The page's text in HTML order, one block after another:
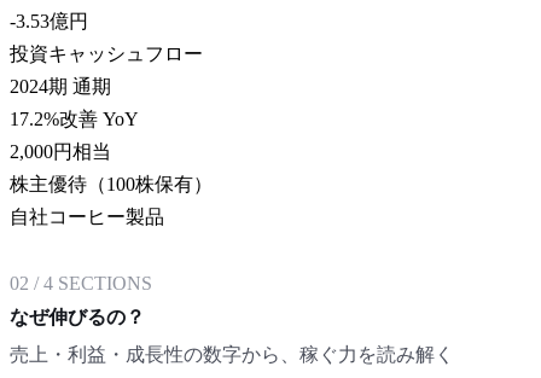
-3.53億円
投資キャッシュフロー
2024期 通期
17.2%改善 YoY
2,000円相当
株主優待（100株保有）
自社コーヒー製品
02 /4 SECTIONS
なぜ伸びるの？
売上・利益・成長性の数字から、稼ぐ力を読み解く